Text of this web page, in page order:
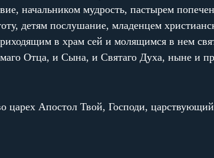
начальником мудрость, пастырем
детям послушание, младенцем
в храм сей и молящимся в нем
Отца, и Сына, и Святаго Духа, ныне и
царех Апостол Твой, Господи,